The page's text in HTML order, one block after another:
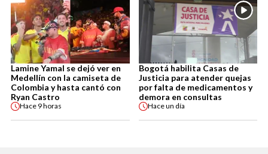
Lamine Yamal se dejó ver en
Medellín con la camiseta de
Colombia y hasta cantó con
Ryan Castro
Hace 9 horas
Bogotá habilita Casas de
Justicia para atender quejas
por falta de medicamentos y
demora en consultas
Haceun día